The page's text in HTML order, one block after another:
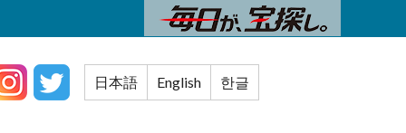
日本語 English 한글